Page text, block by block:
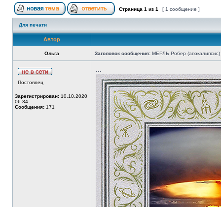
Страница 1 из 1 [ 1 сообщение ]
Для печати
Автор
Ольга Заголовок сообщения: МЕРЛЬ Робер (апокалипсис)
Постоялец
Зарегистрирован: 10.10.2020
06:34
Сообщения: 171
...